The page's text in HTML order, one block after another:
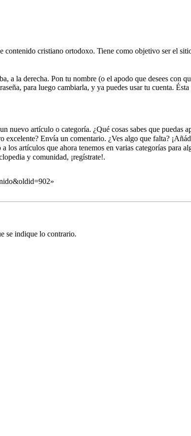
contenido cristiano ortodoxo. Tiene como objetivo ser el
a la derecha. Pon tu nombre (o el apodo que desees con
para luego cambiarla, y ya puedes usar tu cuenta.
nuevo artículo o categoría. ¿Qué cosas sabes que puedas
excelente? Envía un comentario. ¿Ves algo que falta?
artículos que ahora tenemos en varias categorías para
y comunidad, ¡regístrate!.
»
se indique lo contrario.